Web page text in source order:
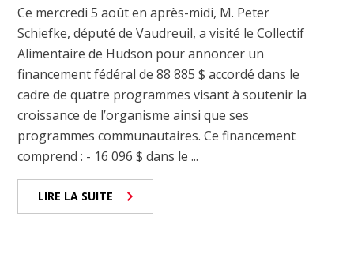
Ce mercredi 5 août en après-midi, M. Peter
Schiefke, député de Vaudreuil, a visité le Collectif
Alimentaire de Hudson pour annoncer un
financement fédéral de 88 885 $ accordé dans le
cadre de quatre programmes visant à soutenir la
croissance de l’organisme ainsi que ses
programmes communautaires. Ce financement
comprend : - 16 096 $ dans le ...
LIRE LA SUITE